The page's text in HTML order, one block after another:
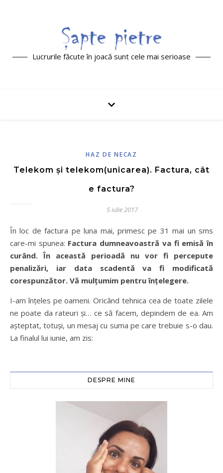
Lucrurile făcute în joacă sunt cele mai serioase
HAZ DE NECAZ
Telekom și telekom(unicarea). Factura, cât
e factura?
5 iulie 2017
În loc de factura pe luna mai, primesc pe 31 mai un sms
care-mi spunea: Factura dumneavoastră va fi emisă în
curând. În această perioadă nu vor fi percepute
penalizări, iar data scadentă va fi modificată
corespunzător. Vă mulțumim pentru înțelegere.
I-am înțeles pe oameni. Oricând tehnica cea de toate zilele
ne poate da rateuri și… ce să facem, depindem de ea. Am
așteptat, totuși, un mesaj cu suma pe care trebuie s-o dau.
La finalul lui iunie, am zis:
DESPRE MINE